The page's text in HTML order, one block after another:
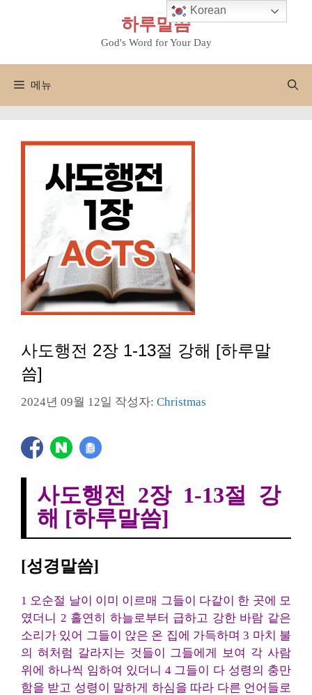
하루말씀
God's Word for Your Day
메뉴
사도행전 2장 1-13절 강해 [하루말
씀]
2024년 09월 12일 작성자: Christmas
사도행전 2장 1-13절 강
해 [하루말씀]
[성경말씀]
1 오순절 날이 이미 이르매 그들이 다같이 한 곳에 모
였더니 2 홀연히 하늘로부터 급하고 강한 바람 같은
소리가 있어 그들이 앉은 온 집에 가득하며 3 마치 불
의 혀처럼 갈라지는 것들이 그들에게 보여 각 사람
위에 하나씩 임하여 있더니 4 그들이 다 성령의 충만
함을 받고 성령이 말하게 하심을 따라 다른 언어들로
Korean